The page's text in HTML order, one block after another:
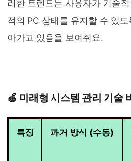
러한 트렌드는 사용자가 기술
적의 PC 상태를 유지할 수 있
아가고 있음을 보여줘요.
🍏 미래형 시스템 관리 기술
특징 과거 방식 (수동)